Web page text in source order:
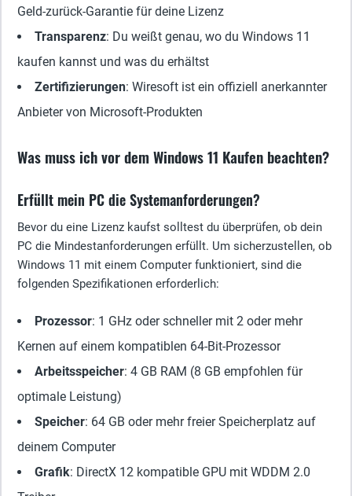
Geld-zurück-Garantie für deine Lizenz
Transparenz: Du weißt genau, wo du Windows 11
kaufen kannst und was du erhältst
Zertifizierungen: Wiresoft ist ein offiziell anerkannter
Anbieter von Microsoft-Produkten
Was muss ich vor dem Windows 11 Kaufen beachten?
Erfüllt mein PC die Systemanforderungen?
Bevor du eine Lizenz kaufst solltest du überprüfen, ob dein
PC die Mindestanforderungen erfüllt. Um sicherzustellen, ob
Windows 11 mit einem Computer funktioniert, sind die
folgenden Spezifikationen erforderlich:
Prozessor: 1 GHz oder schneller mit 2 oder mehr
Kernen auf einem kompatiblen 64-Bit-Prozessor
Arbeitsspeicher: 4 GB RAM (8 GB empfohlen für
optimale Leistung)
Speicher: 64 GB oder mehr freier Speicherplatz auf
deinem Computer
Grafik: DirectX 12 kompatible GPU mit WDDM 2.0